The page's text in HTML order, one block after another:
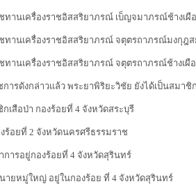
ชทานเครื่องราชอิสสริยาภรณ์ เบ็ญจมาภรณ์ช้างเ
ชทานเครื่องราชอิสสริยาภรณ์ จตุตรถาภรณ์มงกุฎ
ทานเครื่องราชอิสสริยาภรณ์ จตุตรถาภรณ์ช้างเผื
ารดังกล่าวแล้ว พระยาพิริยะวิชัย ยังได้เป็นสมาชิ
กเสือป่า กองร้อยที่ 4 จังหวัดสระบุรี
ร้อยที่ 2 จังหวัดนครศรีธรรมราช
การอยู่กองร้อยที่ 4 จังหวัดสุรินทร์
ายหมู่ใหญ่ อยู่ในกองร้อย ที่ 4 จังหวัดสุรินทร์